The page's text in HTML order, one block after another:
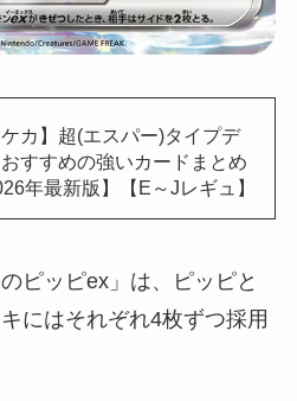
ケカ】超(エスパー)タイプデ
すすめの強いカードまとめ
年最新版】【E～Jレギュ】
ピッピex」は、ピッピと
にはそれぞれ4枚ずつ採用